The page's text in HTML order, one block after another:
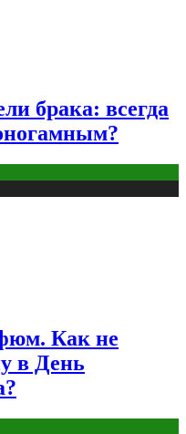
брака: всегда
Как не
в День